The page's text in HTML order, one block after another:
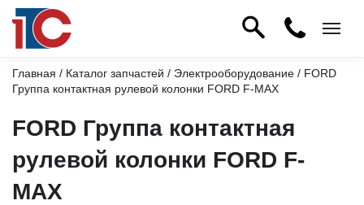
Главная / Каталог запчастей / Электрооборудование / FORD
Группа контактная рулевой колонки FORD F-MAX
FORD Группа контактная
рулевой колонки FORD F-
MAX